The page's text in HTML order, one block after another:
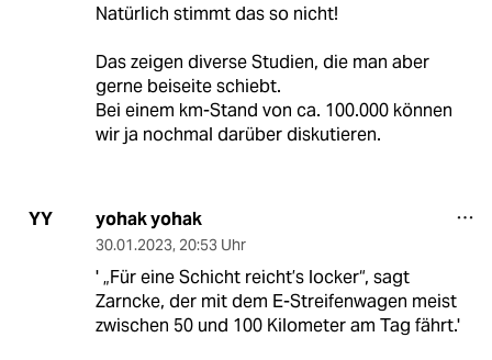
Natürlich stimmt das so nicht!
Das zeigen diverse Studien, die man aber
gerne beiseite schiebt.
Bei einem km-Stand von ca. 100.000 können
wir ja nochmal darüber diskutieren.
YY yohak yohak
30.01.2023, 20:53 Uhr
' „Für eine Schicht reicht’s locker“, sagt
Zarncke, der mit dem E-Streifenwagen meist
zwischen 50 und 100 Kilometer am Tag fährt.'